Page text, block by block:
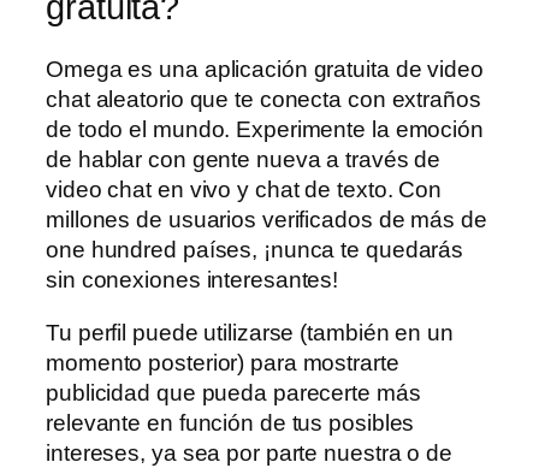
Omega es una aplicación gratuita de video
chat aleatorio que te conecta con extraños
de todo el mundo. Experimente la emoción
de hablar con gente nueva a través de
video chat en vivo y chat de texto. Con
millones de usuarios verificados de más de
one hundred países, ¡nunca te quedarás
sin conexiones interesantes!
Tu perfil puede utilizarse (también en un
momento posterior) para mostrarte
publicidad que pueda parecerte más
relevante en función de tus posibles
intereses, ya sea por parte nuestra o de